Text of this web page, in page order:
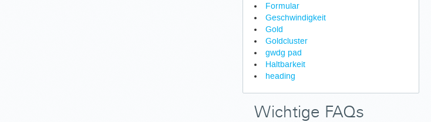
Formular
Geschwindigkeit
Gold
Goldcluster
gwdg pad
Haltbarkeit
heading
Wichtige FAQs